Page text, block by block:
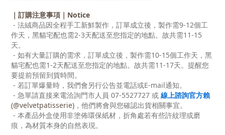
｜訂購注意事項｜Notice
- 法絨商品因全程手工新鮮製作，訂單成立後，製作需9-12個工
作天，黑貓宅配也需2-3天配送至您指定的地點。故共需11-15
天。
- 如有大量訂購的需求，訂單成立後，製作需10-15個工作天，黑
貓宅配也需1-2天配送至您指定的地點。故共需11-17天。提醒您
要提前預留到貨時間。
- 若訂單爆量時，我們會另行公告並電話或E-mail通知。
- 急單請直接來電洽詢門市人員 07-5527727 或 線上諮詢官方賴
(@velvetpatisserie) ，他們將會與您確認出貨相關事宜。
- 本產品外盒使用非塗佈環保紙材，折角處若有些許紋理或磨
痕，為材質本身的自然表現。